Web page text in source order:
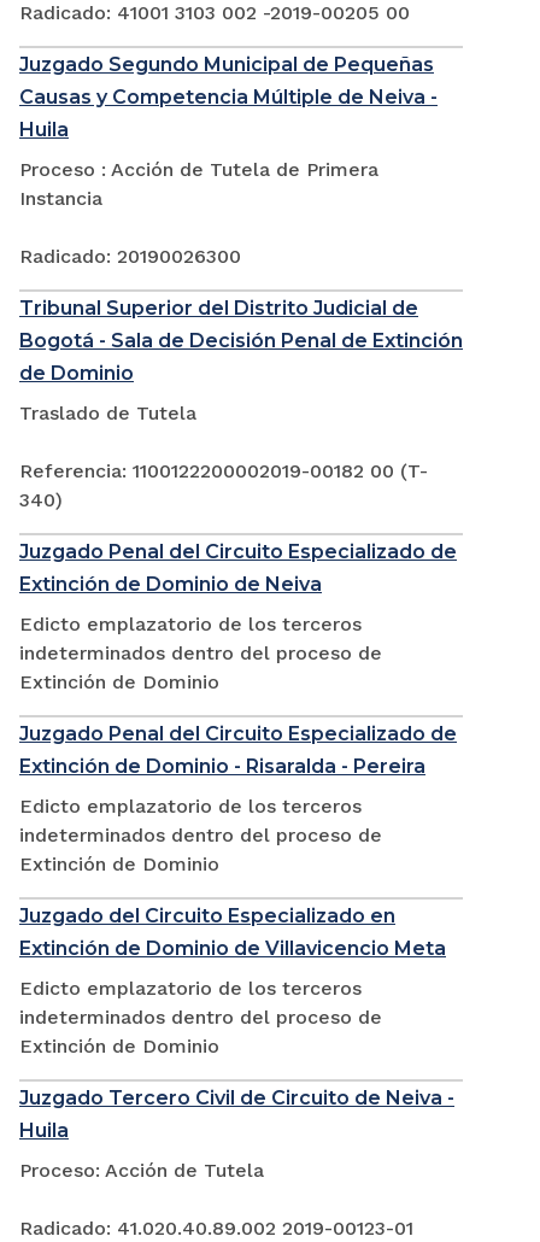
Radicado: 41001 3103 002 -2019-00205 00
Juzgado Segundo Municipal de Pequeñas
Causas y Competencia Múltiple de Neiva -
Huila
Proceso : Acción de Tutela de Primera
Instancia
Radicado: 20190026300
Tribunal Superior del Distrito Judicial de
Bogotá - Sala de Decisión Penal de Extinción
de Dominio
Traslado de Tutela
Referencia: 1100122200002019-00182 00 (T-
340)
Juzgado Penal del Circuito Especializado de
Extinción de Dominio de Neiva
Edicto emplazatorio de los terceros
indeterminados dentro del proceso de
Extinción de Dominio
Juzgado Penal del Circuito Especializado de
Extinción de Dominio - Risaralda - Pereira
Edicto emplazatorio de los terceros
indeterminados dentro del proceso de
Extinción de Dominio
Juzgado del Circuito Especializado en
Extinción de Dominio de Villavicencio Meta
Edicto emplazatorio de los terceros
indeterminados dentro del proceso de
Extinción de Dominio
Juzgado Tercero Civil de Circuito de Neiva -
Huila
Proceso: Acción de Tutela
Radicado: 41.020.40.89.002 2019-00123-01